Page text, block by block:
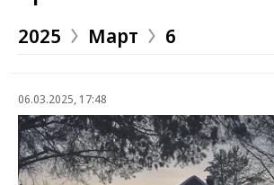
2025 Март 6
06.03.2025, 17:48